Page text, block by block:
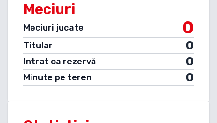
Meciuri
Meciuri jucate 0
Titular 0
Intrat ca rezervă 0
Minute pe teren 0